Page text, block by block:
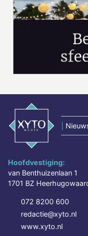
Hoofdvestiging:
van Benthuizenlaan 1
1701 BZ
072 8200 600
redactie@xyto.nl
www.xyto.nl